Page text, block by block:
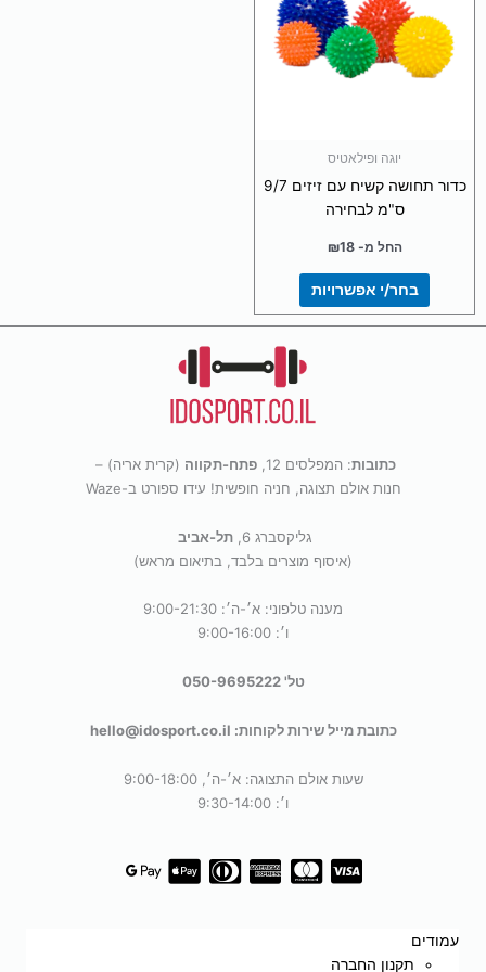
יוגה ופילאטיס
כדור תחושה קשיח עם זיזים 9/7
ס"מ לבחירה
החל מ- ₪18
בחר/י אפשרויות
סוגים.
ניתן
לבחור
כתובות: המפלסים 12, פתח-תקווה (קרית אריה) –
חנות אולם תצוגה, חניה חופשית! עידו ספורט ב-Waze
גליקסברג 6,
תל-אביב
(איסוף מוצרים בלבד, בתיאום מראש)
מענה טלפוני: א׳-ה׳: 9:00-21:30
ו׳: 9:00-16:00
טל' 050-9695222
כתובת מייל שירות לקוחות: hello@idosport.co.il
שעות אולם התצוגה: א׳-ה׳, 9:00-18:00
ו׳: 9:30-14:00
עמודים
תקנון החברה